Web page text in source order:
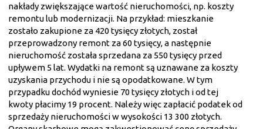
nakłady zwiększające wartość nieruchomości, np. koszty
remontu lub modernizacji. Na przykład: mieszkanie
zostało zakupione za 420 tysięcy złotych, został
przeprowadzony remont za 60 tysięcy, a następnie
nieruchomość została sprzedana za 550 tysięcy przed
upływem 5 lat. Wydatki na remont są uznawane za koszty
uzyskania przychodu i nie są opodatkowane. W tym
przypadku dochód wyniesie 70 tysięcy złotych i od tej
kwoty płacimy 19 procent. Należy więc zapłacić podatek od
sprzedaży nieruchomości w wysokości 13 300 złotych.